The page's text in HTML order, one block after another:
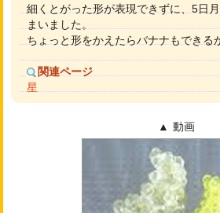
細くとがった形が表現できずに、5日
まいました。
ちょっと形をかえたらバナナもできる
関連ページ
星
動画